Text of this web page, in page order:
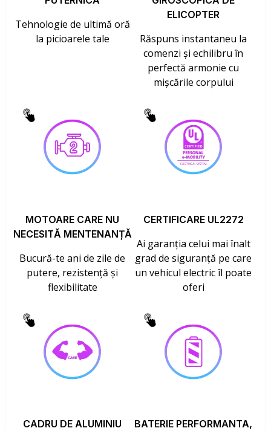
Tehnologie de ultimă oră
la picioarele tale
ELICOPTER
Răspuns instantaneu la
comenzi și echilibru în
perfectă armonie cu
mișcările corpului
MOTOARE CARE NU
NECESITĂ MENTENANȚĂ
Bucură-te ani de zile de
putere, rezistență și
flexibilitate
CERTIFICARE UL2272
Ai garanția celui mai înalt
grad de siguranță pe care
un vehicul electric îl poate
oferi
CADRU DE ALUMINIU
BATERIE PERFORMANTA,